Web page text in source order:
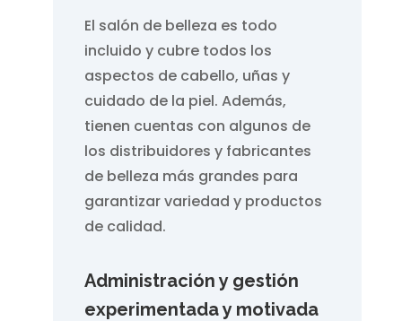
El salón de belleza es todo
incluido y cubre todos los
aspectos de cabello, uñas y
cuidado de la piel. Además,
tienen cuentas con algunos de
los distribuidores y fabricantes
de belleza más grandes para
garantizar variedad y productos
de calidad.
Administración y gestión
experimentada y motivada